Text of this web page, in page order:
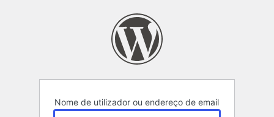
Nome de utilizador ou endereço de email